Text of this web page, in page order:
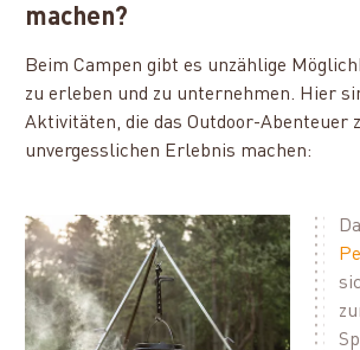
machen?
Beim Campen gibt es unzählige
zu erleben und zu unternehmen. Hier
Aktivitäten, die das Outdoor-Abenteuer
unvergesslichen Erlebnis machen: